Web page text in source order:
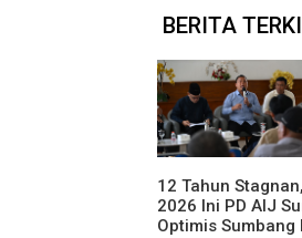
BERITA
12 Tahun Stagnan,
2026 Ini PD AIJ
Optimis Sumbang